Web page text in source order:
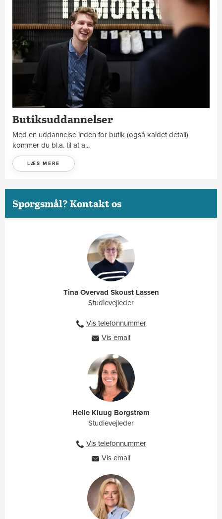
Butiksuddannelser
Med en uddannelse inden for butik (også kaldet detail)
kommer du bl.a. til at a...
LÆS MERE
Spørgsmål? Kontakt os
Tina Overvad Skoust Lassen
Studievejleder
Vis telefonnummer
27105961
Vis emailtpl@ah.dk
Helle Kluug Borgstrøm
Studievejleder
Vis telefonnummer
91333301
Vis emailhkbo@ah.dk